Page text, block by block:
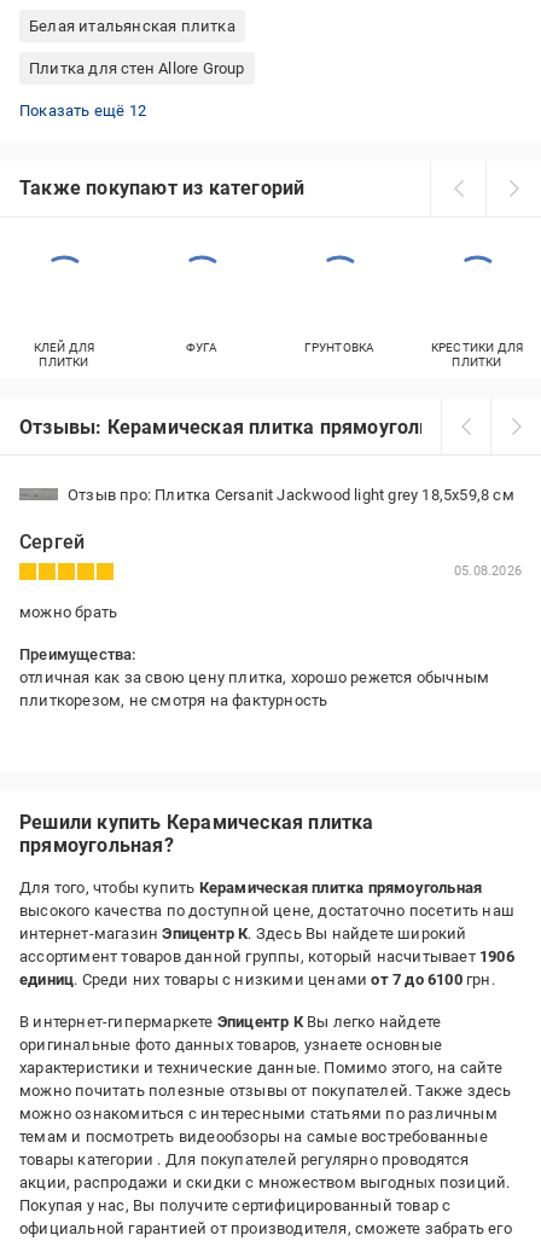
Белая итальянская плитка
Плитка для стен Allore Group
Красная плитка в кухню
Плитка Allore Group 31x61
Красная плитка в ванную
Классическая плитка для ванной
Розовая плитка в ванную
Оранжевая плитка в кухню
Плитка Allore Group 15x60 см
Плитка на кухню на стену
Плитка для ванной кантри
Золотистая плитка в ванную
Напольная плитка в ванную
Синяя плитка в ванную
Показать ещё 12
Также покупают из категорий
КЛЕЙ ДЛЯ
ПЛИТКИ
ФУГА ГРУНТОВКА
КРЕСТИКИ ДЛЯ
ПЛИТКИ
Отзывы: Керамическая плитка прямоугольная
Отзыв про: Плитка Cersanit Jackwood light grey 18,5x59,8 см
Сергей
05.08.2026
можно брать
Преимущества:
отличная как за свою цену плитка, хорошо режется обычным
плиткорезом, не смотря на фактурность
Решили купить Керамическая плитка
прямоугольная?
Для того, чтобы купить Керамическая плитка прямоугольная
высокого качества по доступной цене, достаточно посетить наш
интернет-магазинЭпицентр К. Здесь Вы найдете широкий
ассортимент товаров данной группы, который насчитывает 1906
единиц. Среди них товары с низкими ценамиот 7 до 6100грн.
В интернет-гипермаркете Эпицентр КВы легко найдете
оригинальные фото данных товаров, узнаете основные
характеристики и технические данные. Помимо этого, на сайте
можно почитать полезные отзывы от покупателей. Также здесь
можно ознакомиться с интересными статьями по различным
темам и посмотреть видеообзоры на самые востребованные
товары категории . Для покупателей регулярно проводятся
акции, распродажи и скидки с множеством выгодных позиций.
Покупая у нас, Вы получите сертифицированный товар с
официальной гарантией от производителя, сможете забрать его